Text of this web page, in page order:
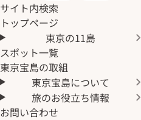
サイト内検索
トップページ
東京の11島
スポット一覧
東京宝島の取組
東京宝島について
旅のお役立ち情報
お問い合わせ